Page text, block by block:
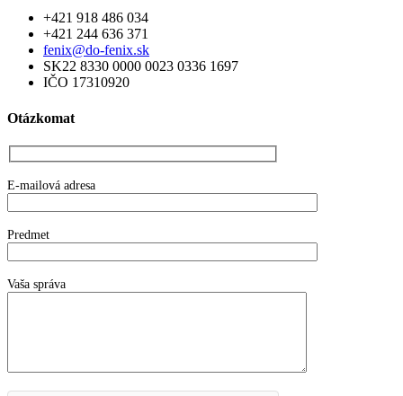
+421 918 486 034
+421 244 636 371
fenix@do-fenix.sk
SK22 8330 0000 0023 0336 1697
IČO 17310920
Otázkomat
E-mailová adresa
Predmet
Vaša správa